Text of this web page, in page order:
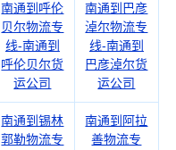
南通到呼伦
贝尔物流专
线-南通到
呼伦贝尔货
运公司
南通到巴彦
淖尔物流专
线-南通到
巴彦淖尔货
运公司
南通到锡林
郭勒物流专
南通到阿拉
善物流专